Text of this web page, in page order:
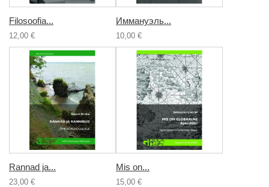
Filosoofia...
12,00 €
Иммануэль...
10,00 €
Rannad ja...
23,00 €
Mis on...
15,00 €